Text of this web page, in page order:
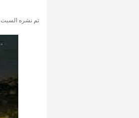
تم نشره السبت 06 أيّار / مايو 2023 09:27 مساءً